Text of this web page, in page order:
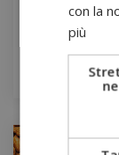
Leggi di più […]
con la
più